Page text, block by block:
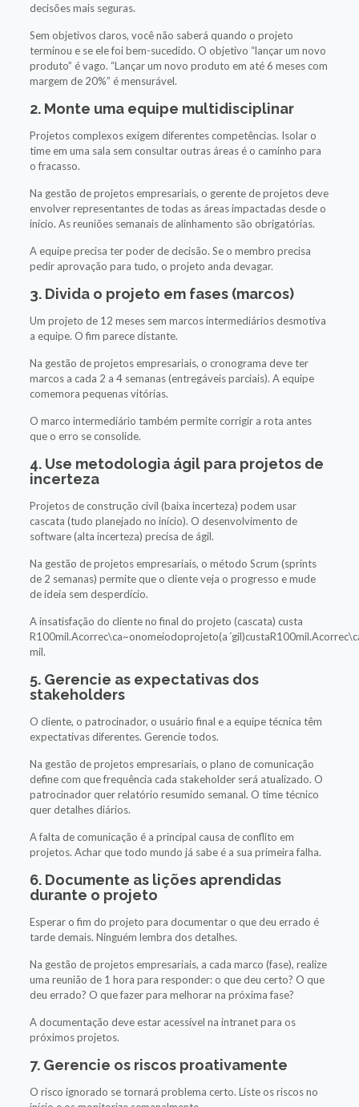
decisões mais seguras.
Sem objetivos claros, você não saberá quando o projeto
terminou e se ele foi bem-sucedido. O objetivo “lançar um novo
produto” é vago. “Lançar um novo produto em até 6 meses com
margem de 20%” é mensurável.
2. Monte uma equipe multidisciplinar
Projetos complexos exigem diferentes competências. Isolar o
time em uma sala sem consultar outras áreas é o caminho para
o fracasso.
Na gestão de projetos empresariais, o gerente de projetos deve
envolver representantes de todas as áreas impactadas desde o
início. As reuniões semanais de alinhamento são obrigatórias.
A equipe precisa ter poder de decisão. Se o membro precisa
pedir aprovação para tudo, o projeto anda devagar.
3. Divida o projeto em fases (marcos)
Um projeto de 12 meses sem marcos intermediários desmotiva
a equipe. O fim parece distante.
Na gestão de projetos empresariais, o cronograma deve ter
marcos a cada 2 a 4 semanas (entregáveis parciais). A equipe
comemora pequenas vitórias.
O marco intermediário também permite corrigir a rota antes
que o erro se consolide.
4. Use metodologia ágil para projetos de
incerteza
Projetos de construção civil (baixa incerteza) podem usar
cascata (tudo planejado no início). O desenvolvimento de
software (alta incerteza) precisa de ágil.
Na gestão de projetos empresariais, o método Scrum (sprints
de 2 semanas) permite que o cliente veja o progresso e mude
de ideia sem desperdício.
A insatisfação do cliente no final do projeto (cascata) custa
mil.
5. Gerencie as expectativas dos
stakeholders
O cliente, o patrocinador, o usuário final e a equipe técnica têm
expectativas diferentes. Gerencie todos.
Na gestão de projetos empresariais, o plano de comunicação
define com que frequência cada stakeholder será atualizado. O
patrocinador quer relatório resumido semanal. O time técnico
quer detalhes diários.
A falta de comunicação é a principal causa de conflito em
projetos. Achar que todo mundo já sabe é a sua primeira falha.
6. Documente as lições aprendidas
durante o projeto
Esperar o fim do projeto para documentar o que deu errado é
tarde demais. Ninguém lembra dos detalhes.
Na gestão de projetos empresariais, a cada marco (fase), realize
uma reunião de 1 hora para responder: o que deu certo? O que
deu errado? O que fazer para melhorar na próxima fase?
A documentação deve estar acessível na intranet para os
próximos projetos.
7. Gerencie os riscos proativamente
O risco ignorado se tornará problema certo. Liste os riscos no